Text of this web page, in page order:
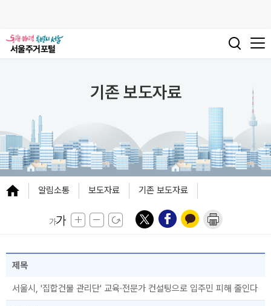
기존 보도자료
알림소통 보도자료 기존 보도자료
제목
서울시, '집합건물 관리단' 교육·전문가 컨설팅으로 입주민 피해 줄인다